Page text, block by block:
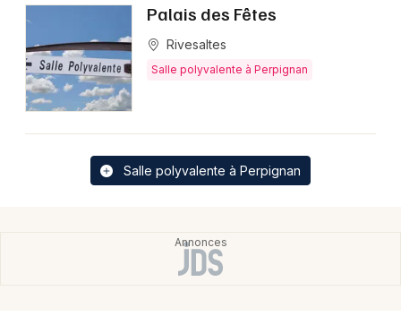
Palais des Fêtes
Rivesaltes
Salle polyvalente à Perpignan
Salle polyvalente à Perpignan